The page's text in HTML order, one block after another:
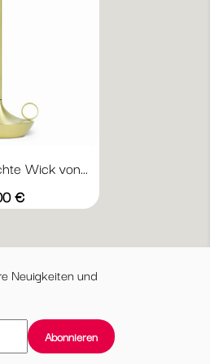
Wick von...
€
Neuigkeiten und